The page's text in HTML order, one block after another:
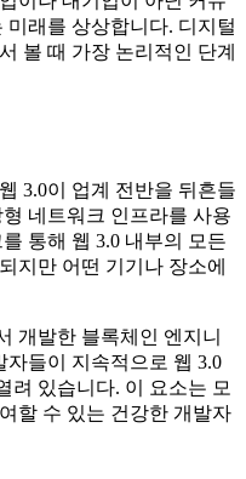
래를 상상합니다. 디지털
볼 때 가장 논리적인 단계
3.0이 업계 전반을 뒤흔들
네트워크 인프라를 사용
통해 웹 3.0 내부의 모든
지만 어떤 기기나 장소에
개발한 블록체인 엔지니
들이 지속적으로 웹 3.0
려 있습니다. 이 요소는 모
할 수 있는 건강한 개발자